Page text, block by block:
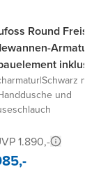
Round
Armatur,
|Schwarz matt
und
1.890,-